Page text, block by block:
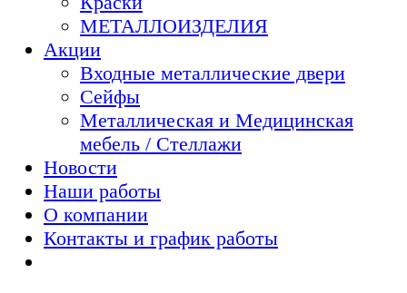
МЕТАЛЛОИЗДЕЛИЯ
Акции
Входные металлические двери
Сейфы
Металлическая и Медицинская
мебель / Стеллажи
Новости
Наши работы
О компании
Контакты и график работы